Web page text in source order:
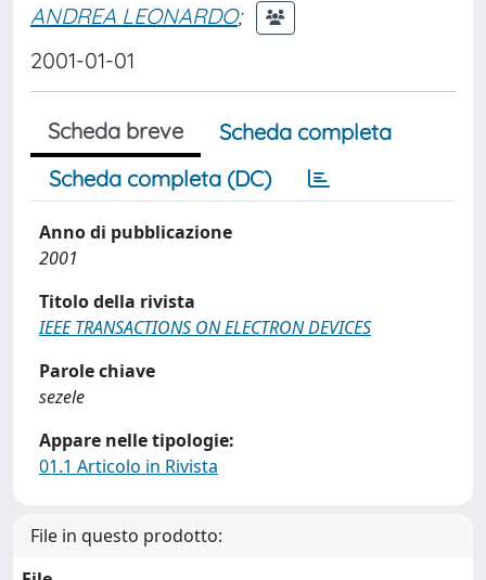
ANDREA LEONARDO;
2001-01-01
Scheda breve
Scheda completa
Scheda completa (DC)
Anno di pubblicazione
2001
Titolo della rivista
IEEE TRANSACTIONS ON ELECTRON DEVICES
Parole chiave
sezele
Appare nelle tipologie:
01.1 Articolo in Rivista
File in questo prodotto: